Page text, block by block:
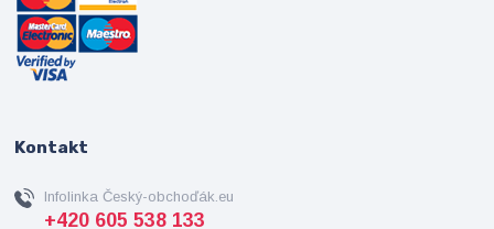
Kontakt
Infolinka Český-obchoďák.eu
+420 605 538 133